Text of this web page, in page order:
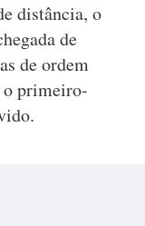
distância, o
de
de ordem
o primeiro-